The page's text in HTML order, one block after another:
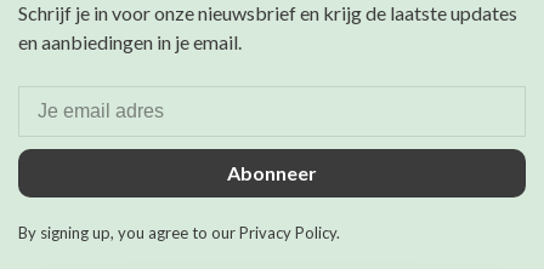
Schrijf je in voor onze nieuwsbrief en krijg de laatste updates
en aanbiedingen in je email.
Abonneer
By signing up, you agree to our Privacy Policy.